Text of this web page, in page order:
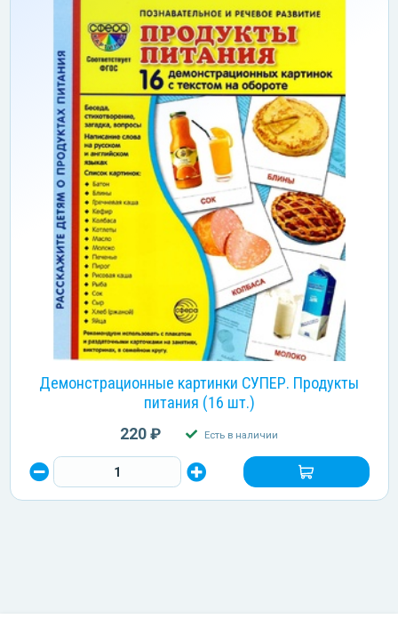
Демонстрационные картинки СУПЕР. Продукты
питания (16 шт.)
220 ₽ Есть в наличии